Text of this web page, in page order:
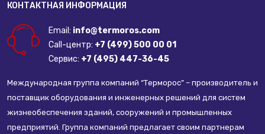
КОНТАКТНАЯ ИНФОРМАЦИЯ
Email: info@termoros.com
Call-центр: +7 (499) 500 00 01
Сервис: +7 (495) 447-36-45
Международная группа компаний “Терморос” – производитель и
поставщик оборудования и инженерных решений для систем
жизнеобеспечения зданий, сооружений и промышленных
предприятий. Группа компаний предлагает своим партнерам